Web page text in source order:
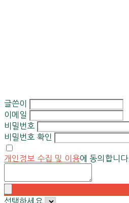
글쓴이
이메일
비밀번호
비밀번호 확인
개인정보 수집 및 이용에 동의합니다.
선택하세요